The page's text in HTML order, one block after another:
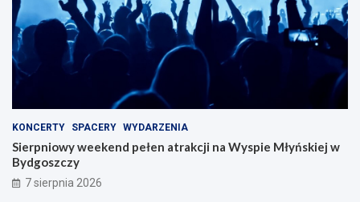
KONCERTY SPACERY WYDARZENIA
Sierpniowy weekend pełen atrakcji na Wyspie Młyńskiej w
Bydgoszczy
7 sierpnia 2026